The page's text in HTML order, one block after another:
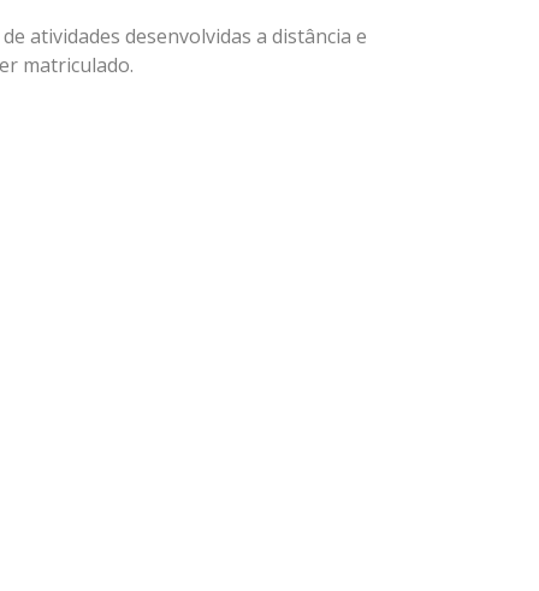
atividades desenvolvidas a distância e
matriculado.